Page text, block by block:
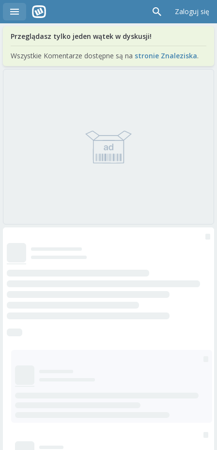
Zaloguj się
Przeglądasz tylko jeden wątek w dyskusji!
Wszystkie Komentarze dostępne są na stronie Znaleziska.